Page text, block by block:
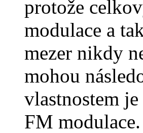
protože
modulace a
mezer nikdy
mohou
vlastnostem
FM modulace.